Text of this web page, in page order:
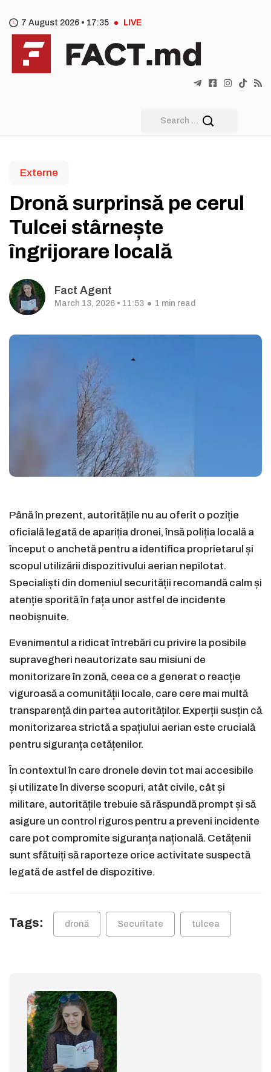
7 August 2026 • 17:35 LIVE
Externe
Dronă surprinsă pe cerul
Tulcei stârnește
îngrijorare locală
Fact Agent
March 13, 2026 • 11:53 1 min read
Până în prezent, autoritățile nu au oferit o poziție
oficială legată de apariția dronei, însă poliția locală a
început o anchetă pentru a identifica proprietarul și
scopul utilizării dispozitivului aerian nepilotat.
Specialiști din domeniul securității recomandă calm și
atenție sporită în fața unor astfel de incidente
neobișnuite.
Evenimentul a ridicat întrebări cu privire la posibile
supravegheri neautorizate sau misiuni de
monitorizare în zonă, ceea ce a generat o reacție
viguroasă a comunității locale, care cere mai multă
transparență din partea autorităților. Experții susțin că
monitorizarea strictă a spațiului aerian este crucială
pentru siguranța cetățenilor.
În contextul în care dronele devin tot mai accesibile
și utilizate în diverse scopuri, atât civile, cât și
militare, autoritățile trebuie să răspundă prompt și să
asigure un control riguros pentru a preveni incidente
care pot compromite siguranța națională. Cetățenii
sunt sfătuiți să raporteze orice activitate suspectă
legată de astfel de dispozitive.
Tags: dronă Securitate tulcea